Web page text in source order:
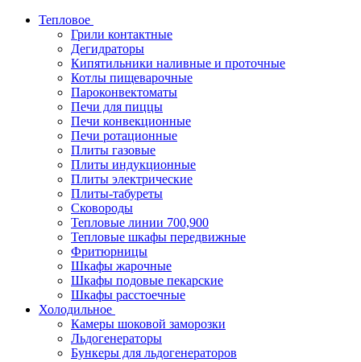
Тепловое
Грили контактные
Дегидраторы
Кипятильники наливные и проточные
Котлы пищеварочные
Пароконвектоматы
Печи для пиццы
Печи конвекционные
Печи ротационные
Плиты газовые
Плиты индукционные
Плиты электрические
Плиты-табуреты
Сковороды
Тепловые линии 700,900
Тепловые шкафы передвижные
Фритюрницы
Шкафы жарочные
Шкафы подовые пекарские
Шкафы расстоечные
Холодильное
Камеры шоковой заморозки
Льдогенераторы
Бункеры для льдогенераторов